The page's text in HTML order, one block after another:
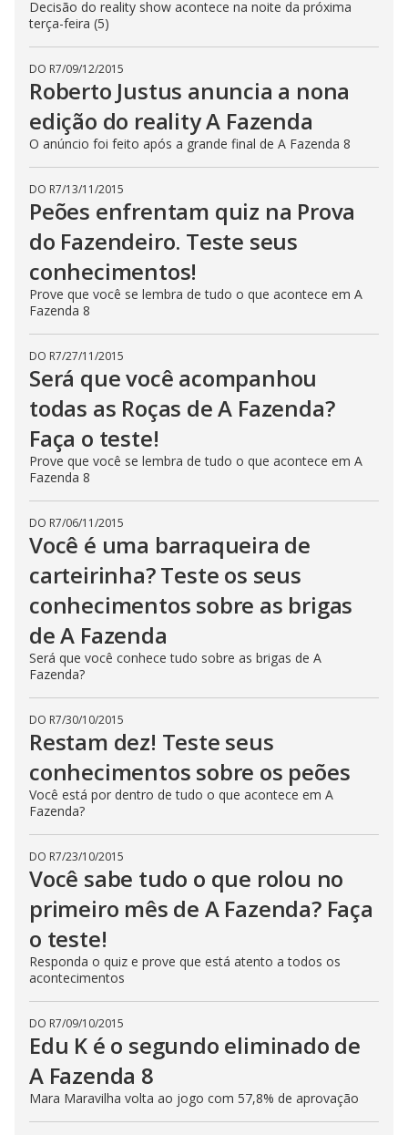
Decisão do reality show acontece na noite da próxima
terça-feira (5)
DO R7/09/12/2015
Roberto Justus anuncia a nona
edição do reality A Fazenda
O anúncio foi feito após a grande final de A Fazenda 8
DO R7/13/11/2015
Peões enfrentam quiz na Prova
do Fazendeiro. Teste seus
conhecimentos!
Prove que você se lembra de tudo o que acontece em A
Fazenda 8
DO R7/27/11/2015
Será que você acompanhou
todas as Roças de A Fazenda?
Faça o teste!
Prove que você se lembra de tudo o que acontece em A
Fazenda 8
DO R7/06/11/2015
Você é uma barraqueira de
carteirinha? Teste os seus
conhecimentos sobre as brigas
de A Fazenda
Será que você conhece tudo sobre as brigas de A
Fazenda?
DO R7/30/10/2015
Restam dez! Teste seus
conhecimentos sobre os peões
Você está por dentro de tudo o que acontece em A
Fazenda?
DO R7/23/10/2015
Você sabe tudo o que rolou no
primeiro mês de A Fazenda? Faça
o teste!
Responda o quiz e prove que está atento a todos os
acontecimentos
DO R7/09/10/2015
Edu K é o segundo eliminado de
A Fazenda 8
Mara Maravilha volta ao jogo com 57,8% de aprovação